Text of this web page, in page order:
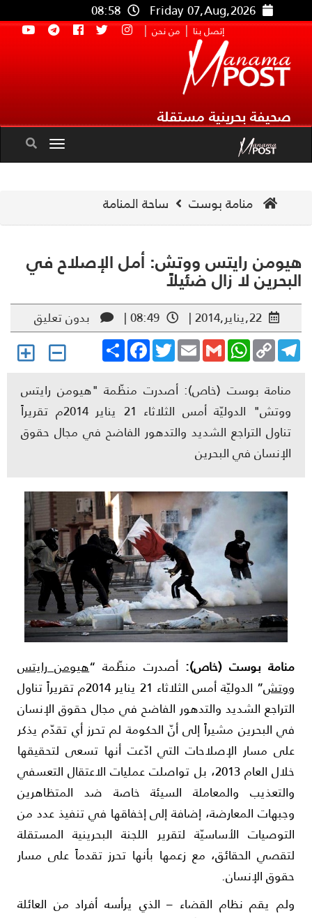
Friday 07,Aug,2026
08:58
إتصل بنا | من نحن |
صحيفة بحرينية مستقلة
Toggle
navigation
منامة بوست ساحة المنامة
رايتس ووتش: أمل الإصلاح في
لا زال ضئيلاً
22,يناير,2014 | 08:49 |
بدون تعليق
Share
FacebookTwitterEmailGmail
WhatsAppCopy
Link
منامة بوست (خاص): أصدرت منظّمة "هيومن رايتس
ووتش" الدوليّة أمس الثلاثاء 21 يناير 2014م تقريراً
تناول التراجع الشديد والتدهور الفاضح في مجال حقوق
الإنسان في البحرين
بوست (خاص):أصدرت منظّمة “هيومن رايتس
” الدوليّة أمس الثلاثاء 21 يناير 2014م تقريراً تناول
الشديد والتدهور الفاضح في مجال حقوق الإنسان
البحرين مشيراً إلى أنّ الحكومة لم تحرز أي تقدّم يذكر
مسار الإصلاحات التي ادّعت أنها تسعى لتحقيقها
خلال العام 2013، بل تواصلت عمليات الاعتقال التعسفي
والمعاملة السيئة خاصة ضد المتظاهرين
المعارضة، إضافة إلى إخفاقها في تنفيذ عدد من
الأساسيّة لتقرير اللجنة البحرينية المستقلة
الحقائق، مع زعمها بأنها تحرز تقدماً على مسار
الإنسان.
يقم نظام القضاء – الذي يرأسه أفراد من العائلة